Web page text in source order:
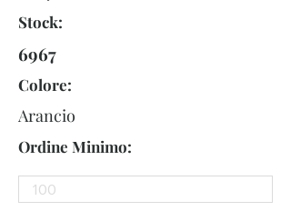
Stock:
6967
Colore:
Arancio
Ordine Minimo: